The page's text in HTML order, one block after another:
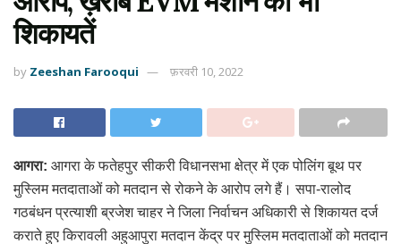
शिकायतें
by Zeeshan Farooqui फ़रवरी 10, 2022
आगरा: आगरा के फतेहपुर सीकरी विधानसभा क्षेत्र में एक पोलिंग बूथ पर
मुस्लिम मतदाताओं को मतदान से रोकने के आरोप लगे हैं। सपा-रालोद
गठबंधन प्रत्याशी ब्रजेश चाहर ने जिला निर्वाचन अधिकारी से शिकायत दर्ज
कराते हुए किरावली अहुआपुरा मतदान केंद्र पर मुस्लिम मतदाताओं को मतदान